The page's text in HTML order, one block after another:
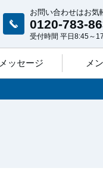
お問い合わせはお気
0120-783-
受付時間 平日8:45～
ッセージ メ